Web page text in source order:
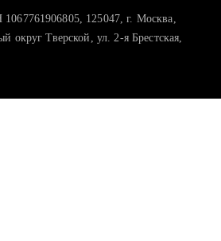
125047, г. Москва,
округ Тверской, ул. 2-я Брестская,